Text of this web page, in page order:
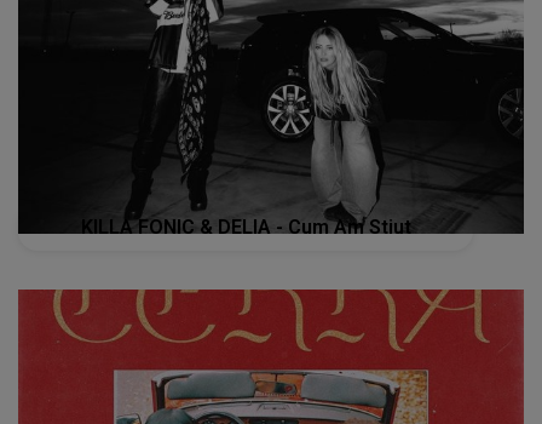
KILLA FONIC & DELIA - Cum Am Stiut